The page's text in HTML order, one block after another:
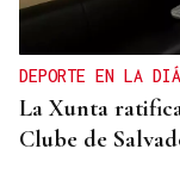
DEPORTE EN LA
La Xunta
Clube de